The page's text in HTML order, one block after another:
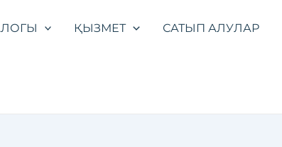
ҚЫЗМЕТ САТЫП АЛУЛАР